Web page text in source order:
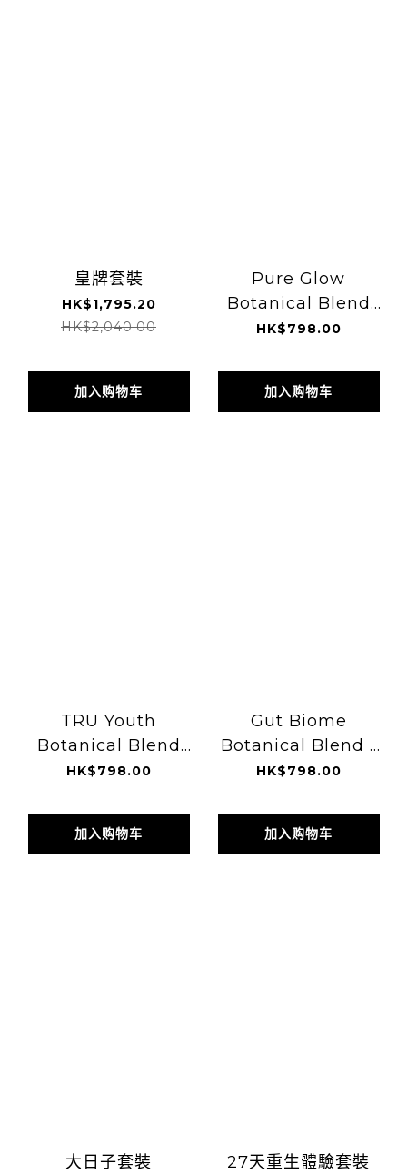
皇牌套裝
HK$1,795.20
HK$2,040.00
加入购物车
Pure Glow
Botanical Blend
-60 Capsules
HK$798.00
加入购物车
TRU Youth
Botanical Blend
(60 Capsules)
HK$798.00
加入购物车
Gut Biome
Botanical Blend -
60 Capsules
HK$798.00
加入购物车
大日子套裝 27天重生體驗套裝